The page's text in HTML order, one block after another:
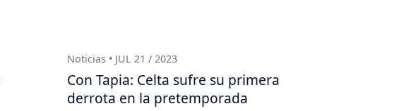
Noticias • JUL 21 / 2023
Con Tapia: Celta sufre su primera
derrota en la pretemporada